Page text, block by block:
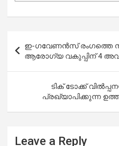
navigation
ഇ-ഗവേണന്‍സ് രംഗത്തെ
ആരോഗ്യ വകുപ്പിന് 4
ടിക് ടോക്ക്
പ്രഖ്യാപിക്കുന്ന
Leave a Reply